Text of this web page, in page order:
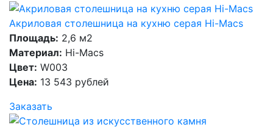
Акриловая столешница на кухню серая Hi-Macs
Площадь: 2,6 м2
Материал: Hi-Macs
Цвет: W003
Цена: 13 543 рублей
Заказать